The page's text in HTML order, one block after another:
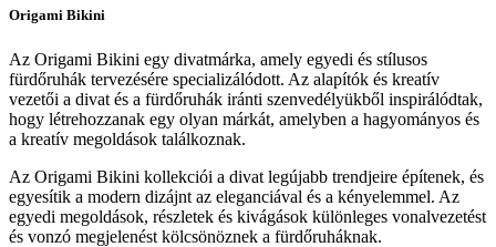
Origami Bikini
Az Origami Bikini egy divatmárka, amely egyedi és stílusos
fürdőruhák tervezésére specializálódott. Az alapítók és kreatív
vezetői a divat és a fürdőruhák iránti szenvedélyükből inspirálódtak,
hogy létrehozzanak egy olyan márkát, amelyben a hagyományos és
a kreatív megoldások találkoznak.
Az Origami Bikini kollekciói a divat legújabb trendjeire építenek, és
egyesítik a modern dizájnt az eleganciával és a kényelemmel. Az
egyedi megoldások, részletek és kivágások különleges vonalvezetést
és vonzó megjelenést kölcsönöznek a fürdőruháknak.